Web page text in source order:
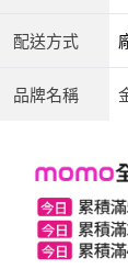
配送方式
品牌名稱